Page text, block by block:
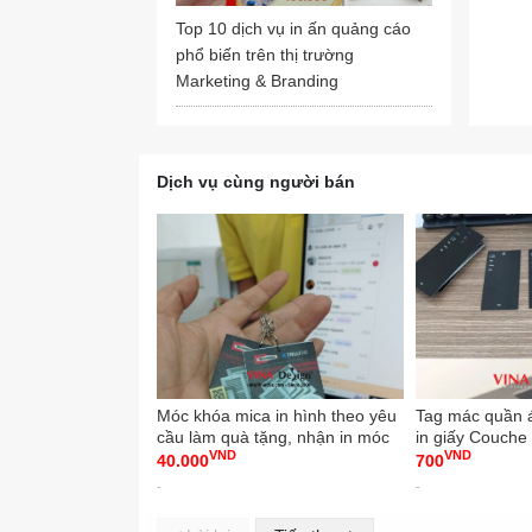
Top 10 dịch vụ in ấn quảng cáo
phổ biến trên thị trường
Marketing & Branding
Dịch vụ cùng người bán
Móc khóa mica in hình theo yêu
cầu làm quà tặng, nhận in móc
khóa mica số lượng ít -
40.000VND
-
Tag mác quần
in giấy
tag quần áo
700VND
-